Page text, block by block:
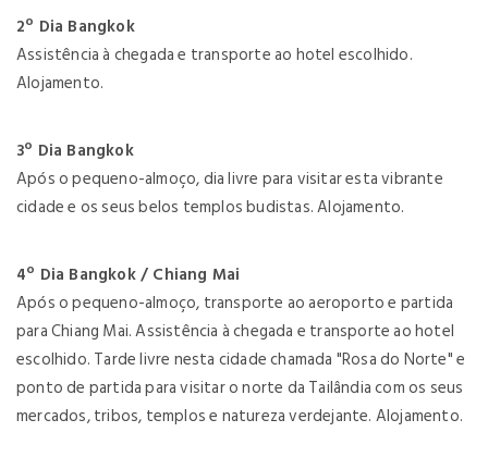
2º Dia Bangkok
Assistência à chegada e transporte ao hotel escolhido.
Alojamento.
3º Dia Bangkok
Após o pequeno-almoço, dia livre para visitar esta vibrante
cidade e os seus belos templos budistas. Alojamento.
4º Dia Bangkok / Chiang Mai
Após o pequeno-almoço, transporte ao aeroporto e partida
para Chiang Mai. Assistência à chegada e transporte ao hotel
escolhido. Tarde livre nesta cidade chamada "Rosa do Norte" e
ponto de partida para visitar o norte da Tailândia com os seus
mercados, tribos, templos e natureza verdejante. Alojamento.